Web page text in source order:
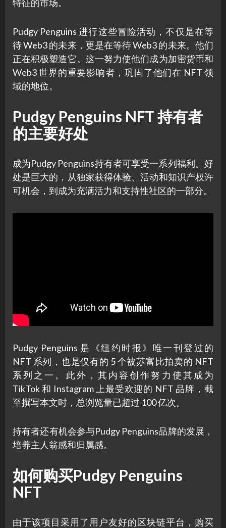
特征的市场。
Pudgy Penguins 进行这些冒险活动，不仅是在等
待 Web3 的未来，更是在等待 Web3 的未来。他们
正在积极塑造它。这一努力使他们成为加密货币和
Web3 世界的重要影响者，巩固了他们在 NFT 领
域的地位。
Pudgy Penguins NFT 持有者
的主要好处
成为Pudgy Penguins持有者可享受一系列福利。好
处是巨大的，从独家获得体验、活动和知识产权许
可机会，到成为充满活力和支持性社区的一部分。
Pudgy Penguins 是《纽约时报》唯一刊登过的
NFT 系列，也是仅有的 5 个被苏富比拍卖的 NFT
系列之一。此外，其内容创作努力使其成为
TikTok 和 Instagram 上最受欢迎的 NFT 品牌，截
至撰写本文时，总浏览量已超过 100 亿次。
持有者还有机会参与Pudgy Penguins品牌的发展，
培养主人翁感和归属感。
如何购买Pudgy Penguins
NFT
由于该项目采用了用户友好的区块链平台，购买